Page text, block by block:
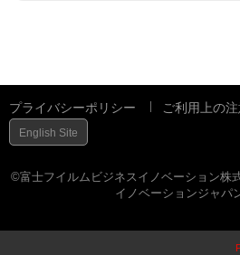
プライバシーポリシー ご利用上の
English Site
©富士フイルムビジネスイノベーション株
イノベーションジャパ